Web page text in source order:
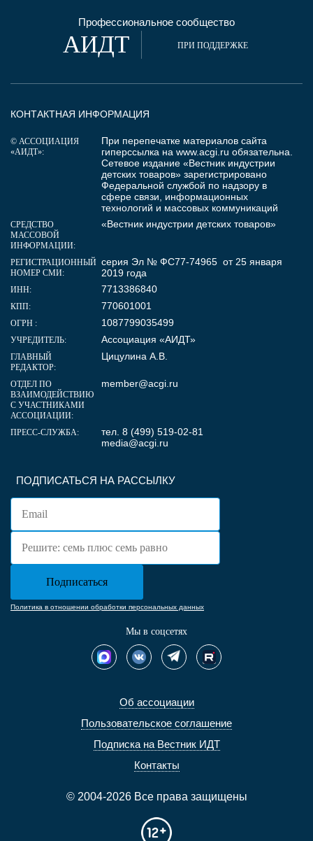
Профессиональное сообщество
АИДТ ПРИ ПОДДЕРЖКЕ
Об ассоциации
Пользовательское соглашение
Подписка на Вестник ИДТ
Контакты
© 2004-2026 Все права защищены
ПОДПИСАТЬСЯ НА РАССЫЛКУ
Политика в отношении обработки персональных данных
Мы в соцсетях
КОНТАКТНАЯ ИНФОРМАЦИЯ
© АССОЦИАЦИЯ
«АИДТ»:
При перепечатке материалов сайта
гиперссылка на www.acgi.ru обязательна.
Сетевое издание «Вестник индустрии
детских товаров» зарегистрировано
Федеральной службой по надзору в
сфере связи, информационных
технологий и массовых коммуникаций
СРЕДСТВО
МАССОВОЙ
ИНФОРМАЦИИ:
«Вестник индустрии детских товаров»
РЕГИСТРАЦИОННЫЙ
НОМЕР СМИ:
серия Эл № ФС77-74965 от 25 января
2019 года
ИНН: 7713386840
КПП: 770601001
ОГРН : 1087799035499
УЧРЕДИТЕЛЬ: Ассоциация «АИДТ»
ГЛАВНЫЙ
РЕДАКТОР:
Цицулина А.В.
ОТДЕЛ ПО
ВЗАИМОДЕЙСТВИЮ
С УЧАСТНИКАМИ
АССОЦИАЦИИ:
member@acgi.ru
ПРЕСС-СЛУЖБА:
тел. 8 (499) 519-02-81
media@acgi.ru